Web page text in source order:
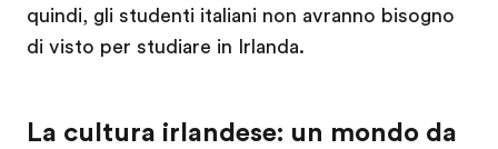
quindi, gli studenti italiani non avranno bisogno
di visto per studiare in Irlanda.
La cultura irlandese: un mondo da